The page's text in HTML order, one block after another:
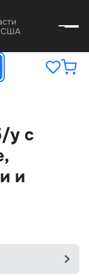
США
у с
и